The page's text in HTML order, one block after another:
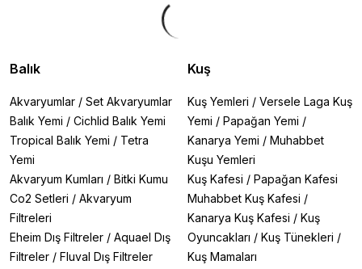
Balık
Akvaryumlar / Set Akvaryumlar
Balık Yemi / Cichlid Balık Yemi
Tropical Balık Yemi / Tetra
Yemi
Akvaryum Kumları / Bitki Kumu
Co2 Setleri / Akvaryum
Filtreleri
Eheim Dış Filtreler / Aquael Dış
Filtreler / Fluval Dış Filtreler
Kuş
Kuş Yemleri / Versele Laga Kuş
Yemi / Papağan Yemi /
Kanarya Yemi / Muhabbet
Kuşu Yemleri
Kuş Kafesi / Papağan Kafesi
Muhabbet Kuş Kafesi /
Kanarya Kuş Kafesi / Kuş
Oyuncakları / Kuş Tünekleri /
Kuş Mamaları